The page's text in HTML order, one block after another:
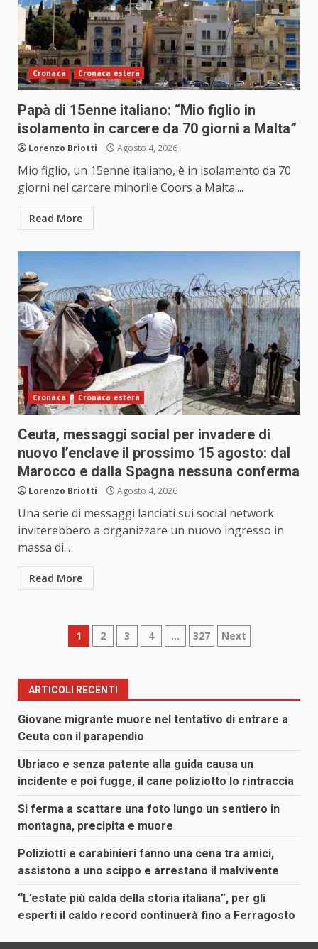
Cronaca Cronaca estera
Papà di 15enne italiano: “Mio figlio in
isolamento in carcere da 70 giorni a Malta”
Lorenzo Briotti Agosto 4, 2026
Mio figlio, un 15enne italiano, è in isolamento da 70
giorni nel carcere minorile Coors a Malta....
Read More
Cronaca Cronaca estera
Ceuta, messaggi social per invadere di
nuovo l’enclave il prossimo 15 agosto: dal
Marocco e dalla Spagna nessuna conferma
Lorenzo Briotti Agosto 4, 2026
Una serie di messaggi lanciati sui social network
inviterebbero a organizzare un nuovo ingresso in
massa di...
Read More
Paginazione
articoli
1 2 3 4 … 327 Next
ARTICOLI RECENTI
Giovane migrante muore nel tentativo di entrare a
Ceuta con il parapendio
Ubriaco e senza patente alla guida causa un
incidente e poi fugge, il cane poliziotto lo rintraccia
Si ferma a scattare una foto lungo un sentiero in
montagna, precipita e muore
Poliziotti e carabinieri fanno una cena tra amici,
assistono a uno scippo e arrestano il malvivente
“L’estate più calda della storia italiana”, per gli
esperti il caldo record continuerà fino a Ferragosto